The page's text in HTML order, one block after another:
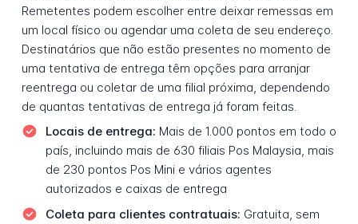
Remetentes podem escolher entre deixar remessas em
um local físico ou agendar uma coleta de seu endereço.
Destinatários que não estão presentes no momento de
uma tentativa de entrega têm opções para arranjar
reentrega ou coletar de uma filial próxima, dependendo
de quantas tentativas de entrega já foram feitas.
Locais de entrega: Mais de 1.000 pontos em todo o
país, incluindo mais de 630 filiais Pos Malaysia, mais
de 230 pontos Pos Mini e vários agentes
autorizados e caixas de entrega
Coleta para clientes contratuais: Gratuita, sem